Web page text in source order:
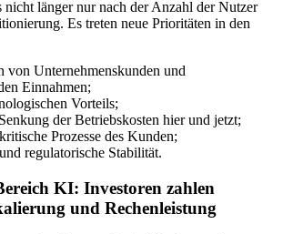
länger nur nach der Anzahl der Nutzer
Es treten neue Prioritäten in den
von Unternehmenskunden und
Einnahmen;
Vorteils;
der Betriebskosten hier und jetzt;
Prozesse des Kunden;
regulatorische Stabilität.
KI: Investoren zahlen
und Rechenleistung